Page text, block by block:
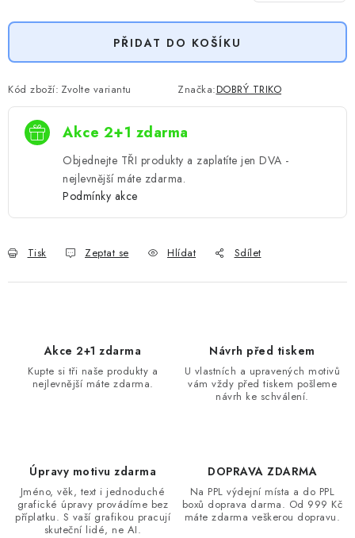
PŘIDAT DO KOŠÍKU
Kód zboží: Zvolte variantu Značka:DOBRÝ TRIKO
Akce 2+1 zdarma
Objednejte TŘI produkty a zaplatíte jen DVA -
nejlevnější máte zdarma.
Podmínky akce
Tisk Zeptat se Hlídat Sdílet
Akce 2+1 zdarma
Kupte si tři naše produkty a
nejlevnější máte zdarma.
Návrh před tiskem
U vlastních a upravených motivů
vám vždy před tiskem pošleme
návrh ke schválení.
Úpravy motivu zdarma
Jméno, věk, text i jednoduché
grafické úpravy provádíme bez
příplatku. S vaší grafikou pracují
skuteční lidé, ne AI.
DOPRAVA ZDARMA
Na PPL výdejní místa a do PPL
boxů doprava darma. Od 999 Kč
máte zdarma veškerou dopravu.